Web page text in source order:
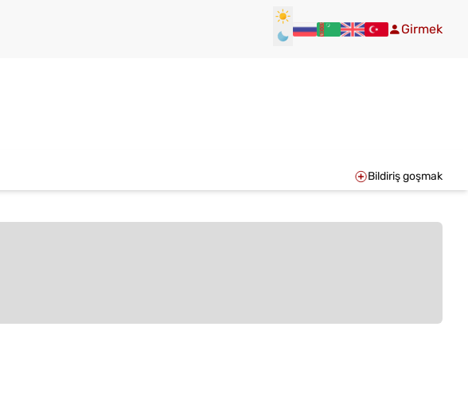
Girmek
Bildiriş goşmak